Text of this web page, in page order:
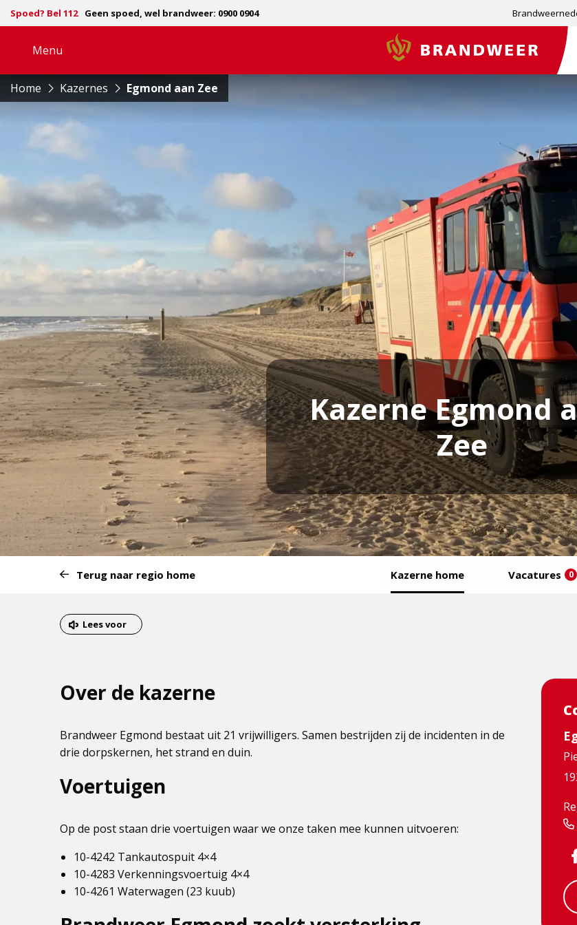
Spoed? Bel 112 Geen spoed, wel brandweer: 0900 0904
Menu
navigatie
Brandweer
Home Kazernes Egmond aan Zee
Kazerne Egmond
Zee
van
menu:
Terug naar regio home Kazerne home Vacatures 0
van
het
Lees voor
Over de kazerne
Brandweer Egmond bestaat uit 21 vrijwilligers. Samen bestrijden zij de incidenten in de
drie dorpskernen, het strand en duin.
Voertuigen
Op de post staan drie voertuigen waar we onze taken mee kunnen uitvoeren:
10-4242 Tankautospuit 4×4
10-4283 Verkenningsvoertuig 4×4
10-4261 Waterwagen (23 kuub)